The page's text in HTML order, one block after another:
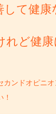
して健康
れど健
カンドオピニ